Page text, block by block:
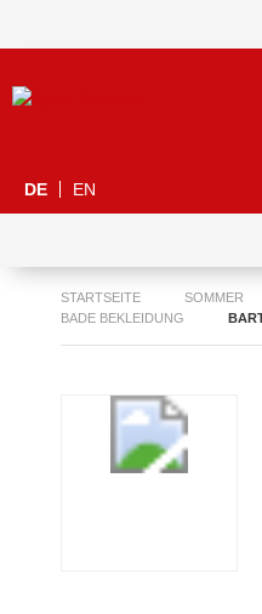
DE EN
STARTSEITE SOMMER
BADE BEKLEIDUNG